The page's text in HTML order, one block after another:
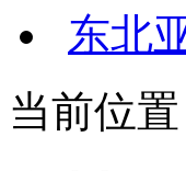
东北
当前位置